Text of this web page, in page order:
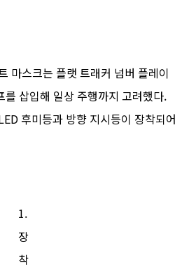
마스크는 플랫 트래커 넘버 플레이
삽입해 일상 주행까지 고려했다.
후미등과 방향 지시등이 장착되어
1.
장
착